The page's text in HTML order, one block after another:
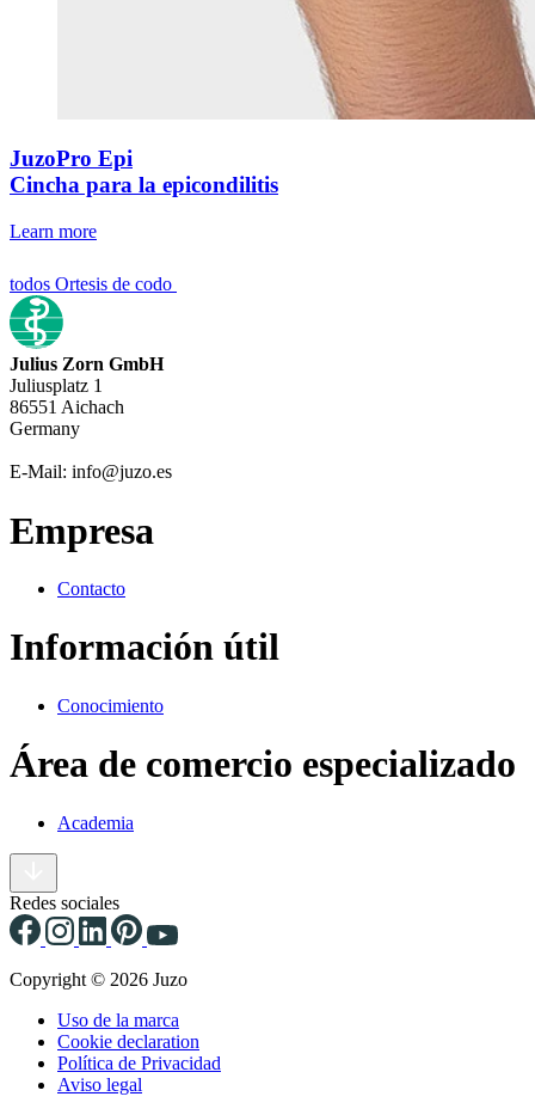
JuzoPro Epi
Cincha para la epicondilitis
Learn more
todos Ortesis de codo
Julius Zorn GmbH
Juliusplatz 1
86551 Aichach
Germany
E-Mail: info@juzo.es
Empresa
Contacto
Información útil
Conocimiento
Área de comercio especializado
Academia
Redes sociales
Copyright © 2026 Juzo
Uso de la marca
Cookie declaration
Política de Privacidad
Aviso legal